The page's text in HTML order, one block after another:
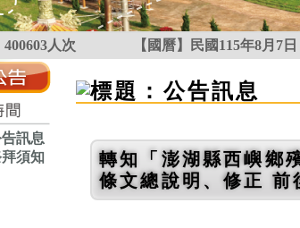
400603人次 【國曆】民國115年8月7日
轉知「澎湖縣西嶼鄉
條文總說明、修正 前